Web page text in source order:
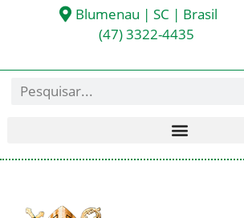
Blumenau | SC | Brasil
(47) 3322-4435